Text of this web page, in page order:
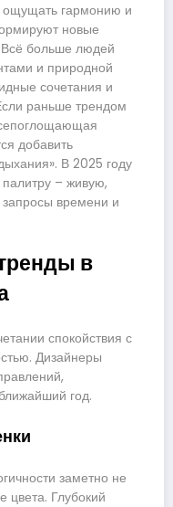
гармонию и
новые
Всё больше людей
и природной
сочетания и
раньше трендом
добавить
В 2025 году
– живую,
времени и
в
спокойствия с
Дизайнеры
год.
заметно не
цвета. Глубокий